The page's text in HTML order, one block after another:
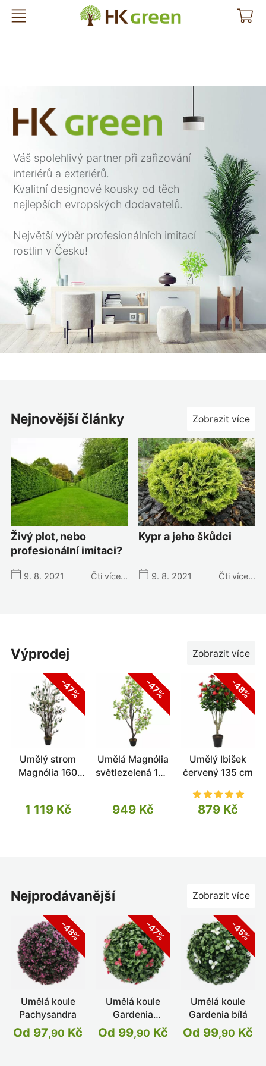
HK Green
Váš spolehlivý partner při zařizování
interiérů a exteriérů.
Kvalitní designové kousky od těch
nejlepších evropských dodavatelů.
Největší výběr profesionálních imitací
rostlin v Česku!
nejnovější články
živý plot, nebo
profesionální imitaci?
9. 8. 2021 Čti více...
kypr a jeho škůdci
9. 8. 2021 Čti více...
Zobrazit více
výprodej
-47%
Umělý strom
Magnólia 160
1 119 Kč
-47%
Umělá Magnólia
světlezelená 150
949 Kč
-48%
Umělý Ibišek
červený 135 cm
879 Kč
Zobrazit více
nejprodávanější
-48%
Umělá koule
Pachysandra
Od 97,90 Kč
-47%
Umělá koule
Gardenia
červená
Od 99,90 Kč
-45%
Umělá koule
Gardenia bílá
Od 99,90 Kč
Zobrazit více